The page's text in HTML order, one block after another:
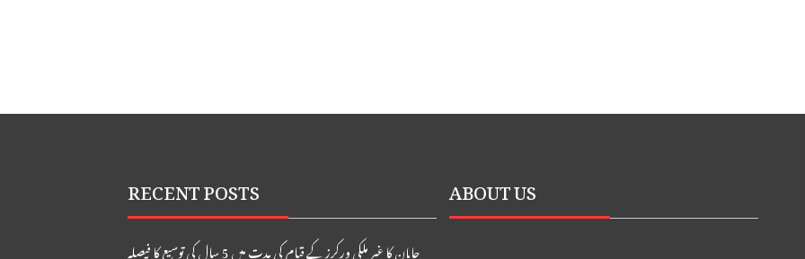
RECENT POSTS
جاپان کا غیر ملکی ورکرز کے قیام کی مدت میں 5 سال کی توسیع کا فیصلہ
ABOUT US